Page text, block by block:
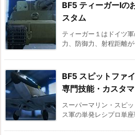
BF5 ティーガーⅠの
スタム
ティーガー１はドイツ
力、防御力、射程距離
BF5 スピットファ
専門技能・カスタ
スーパーマリン・スピ
ス軍の単発レシプロ単